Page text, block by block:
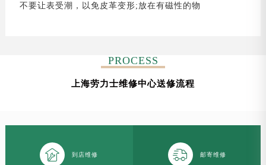
不要让表受潮，以免皮革变形;放在有磁性的物
PROCESS
上海劳力士维修中心送修流程
 到店维修  邮寄维修